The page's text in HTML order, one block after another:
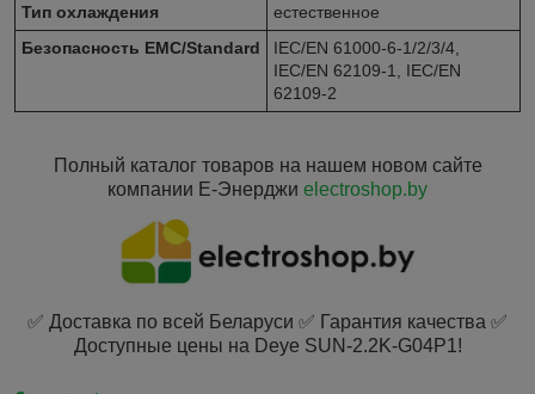
Тип охлаждения
естественное
Безопасность EMC/Standard
IEC/EN 61000-6-1/2/3/4,
IEC/EN 62109-1, IEC/EN
62109-2
Полный каталог товаров на нашем новом сайте
компании Е-Энерджи electroshop.by
✅ Доставка по всей Беларуси ✅ Гарантия качества ✅
Доступные цены на Deye SUN-2.2K-G04P1!